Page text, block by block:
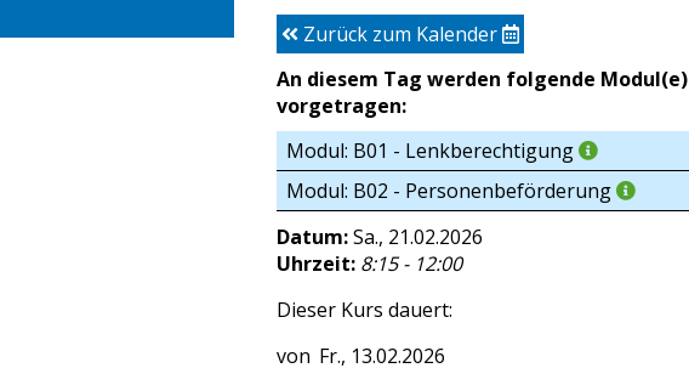
Zurück zum Kalender
An diesem Tag werden folgende Modul(e)
vorgetragen:
Modul: B01 - Lenkberechtigung
Modul: B02 - Personenbeförderung
Datum:Sa., 21.02.2026
Uhrzeit: 8:15 - 12:00
Dieser Kurs dauert:
Fr., 13.02.2026